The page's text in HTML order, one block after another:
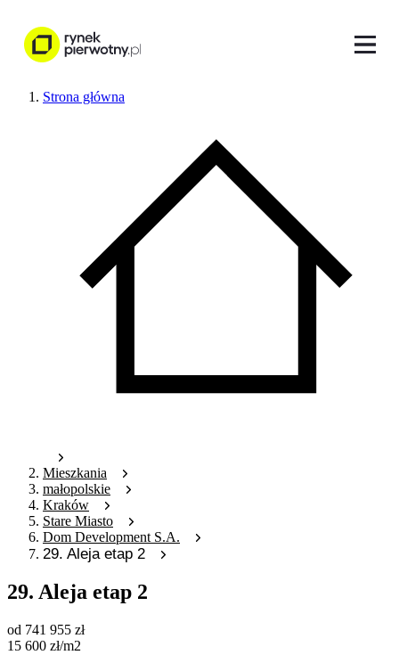
Strona główna
Mieszkania
małopolskie
Kraków
Stare Miasto
Dom Development S.A.
29. Aleja etap 2
29. Aleja etap 2
od 741 955 zł
15 600 zł/m2